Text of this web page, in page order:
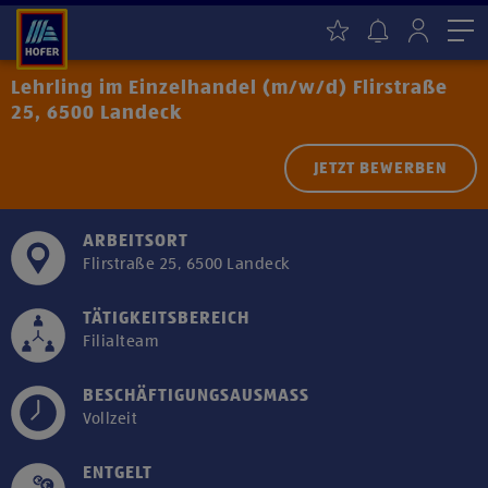
Lehrling im Einzelhandel (m/w/d) Flirstraße
25, 6500 Landeck
JETZT BEWERBEN
ARBEITSORT
Flirstraße 25, 6500 Landeck
TÄTIGKEITSBEREICH
Filialteam
BESCHÄFTIGUNGSAUSMASS
Vollzeit
ENTGELT